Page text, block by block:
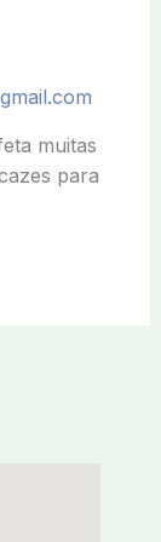
muitas
para